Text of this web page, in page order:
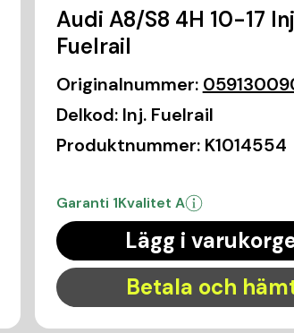
Audi A8/S8 4H 10-17
Fuelrail
Originalnummer:
Delkod: Inj. Fuelrail
Produktnummer: K1014554
Garanti 1Kvalitet A
Lägg i
Betala och